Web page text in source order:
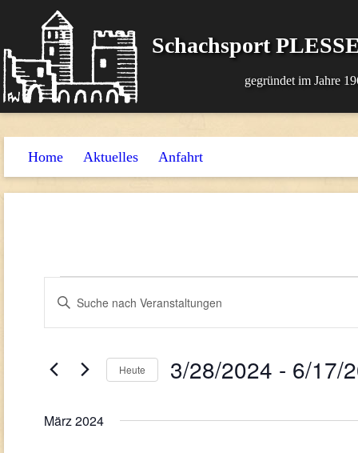
Schachsport
gegründet im Jahre
Home Aktuelles Anfahrt
Suche
Navigation
Bitte
Schlüsselwort
Veranstaltungen
Schlüsselwort.
Heute 3/28/2024 - 6/17/
März 2024